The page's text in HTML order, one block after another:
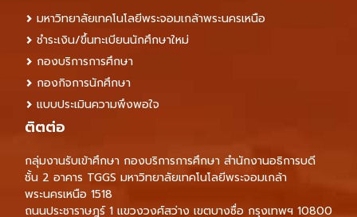
มหาวิทยาลัยเทคโนโลยีพระจอมเกล้าพระนครเหนือ
ชำระเงิน/ขึ้นทะเบียนนักศึกษาใหม่
กองบริการการศึกษา
กองกิจการนักศึกษา
แบบประเมินความพึงพอใจ
ติตต่อ
กลุ่มงานรับเข้าศึกษา กองบริการการศึกษา สำนักงานอธิการบดี
ชั้น 2 อาคาร TGGS มหาวิทยาลัยเทคโนโลยีพระจอมเกล้า
พระนครเหนือ 1518
ถนนประชาราษฎร์ 1 แขวงวงศ์สว่าง เขตบางซื่อ กรุงเทพฯ 10800